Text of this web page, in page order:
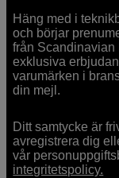
Häng med i
och börjar
från Scandinavian
exklusiva
varumärken i
din mejl.
Ditt samtycke är
avregistrera dig
vår
integritetspolicy.